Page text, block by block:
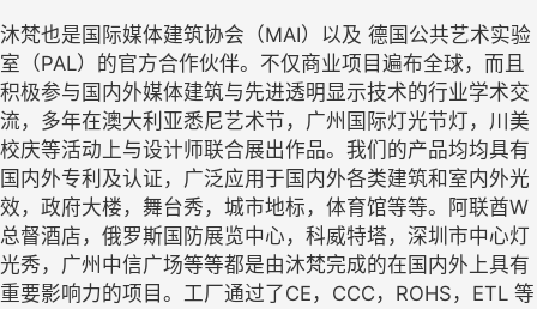
沐梵也是国际媒体建筑协会（MAI）以及 德国公共艺术实验
室（PAL）的官方合作伙伴。不仅商业项目遍布全球，而且
积极参与国内外媒体建筑与先进透明显示技术的行业学术交
流，多年在澳大利亚悉尼艺术节，广州国际灯光节灯，川美
校庆等活动上与设计师联合展出作品。我们的产品均均具有
国内外专利及认证，广泛应用于国内外各类建筑和室内外光
效，政府大楼，舞台秀，城市地标，体育馆等等。阿联酋W
总督酒店，俄罗斯国防展览中心，科威特塔，深圳市中心灯
光秀，广州中信广场等等都是由沐梵完成的在国内外上具有
重要影响力的项目。工厂通过了CE，CCC，ROHS，ETL 等